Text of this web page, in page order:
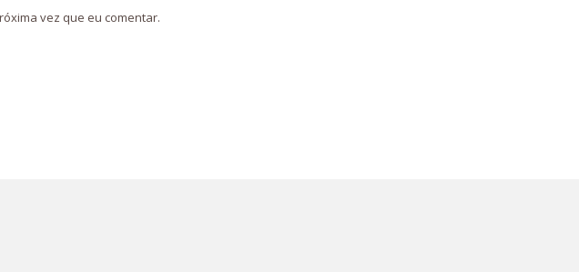
vez que eu comentar.